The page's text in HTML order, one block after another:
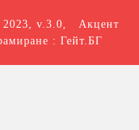
2023, v.3.0, Акцент
: Гейт.БГ